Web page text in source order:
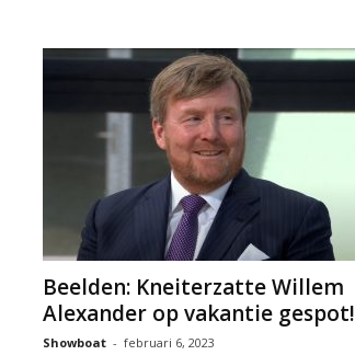
Beelden: Kneiterzatte Willem
Alexander op vakantie gespot!
Showboat - februari 6, 2023